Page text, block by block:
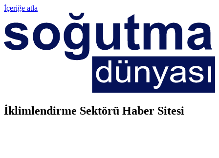
İçeriğe atla
İklimlendirme Sektörü Haber Sitesi